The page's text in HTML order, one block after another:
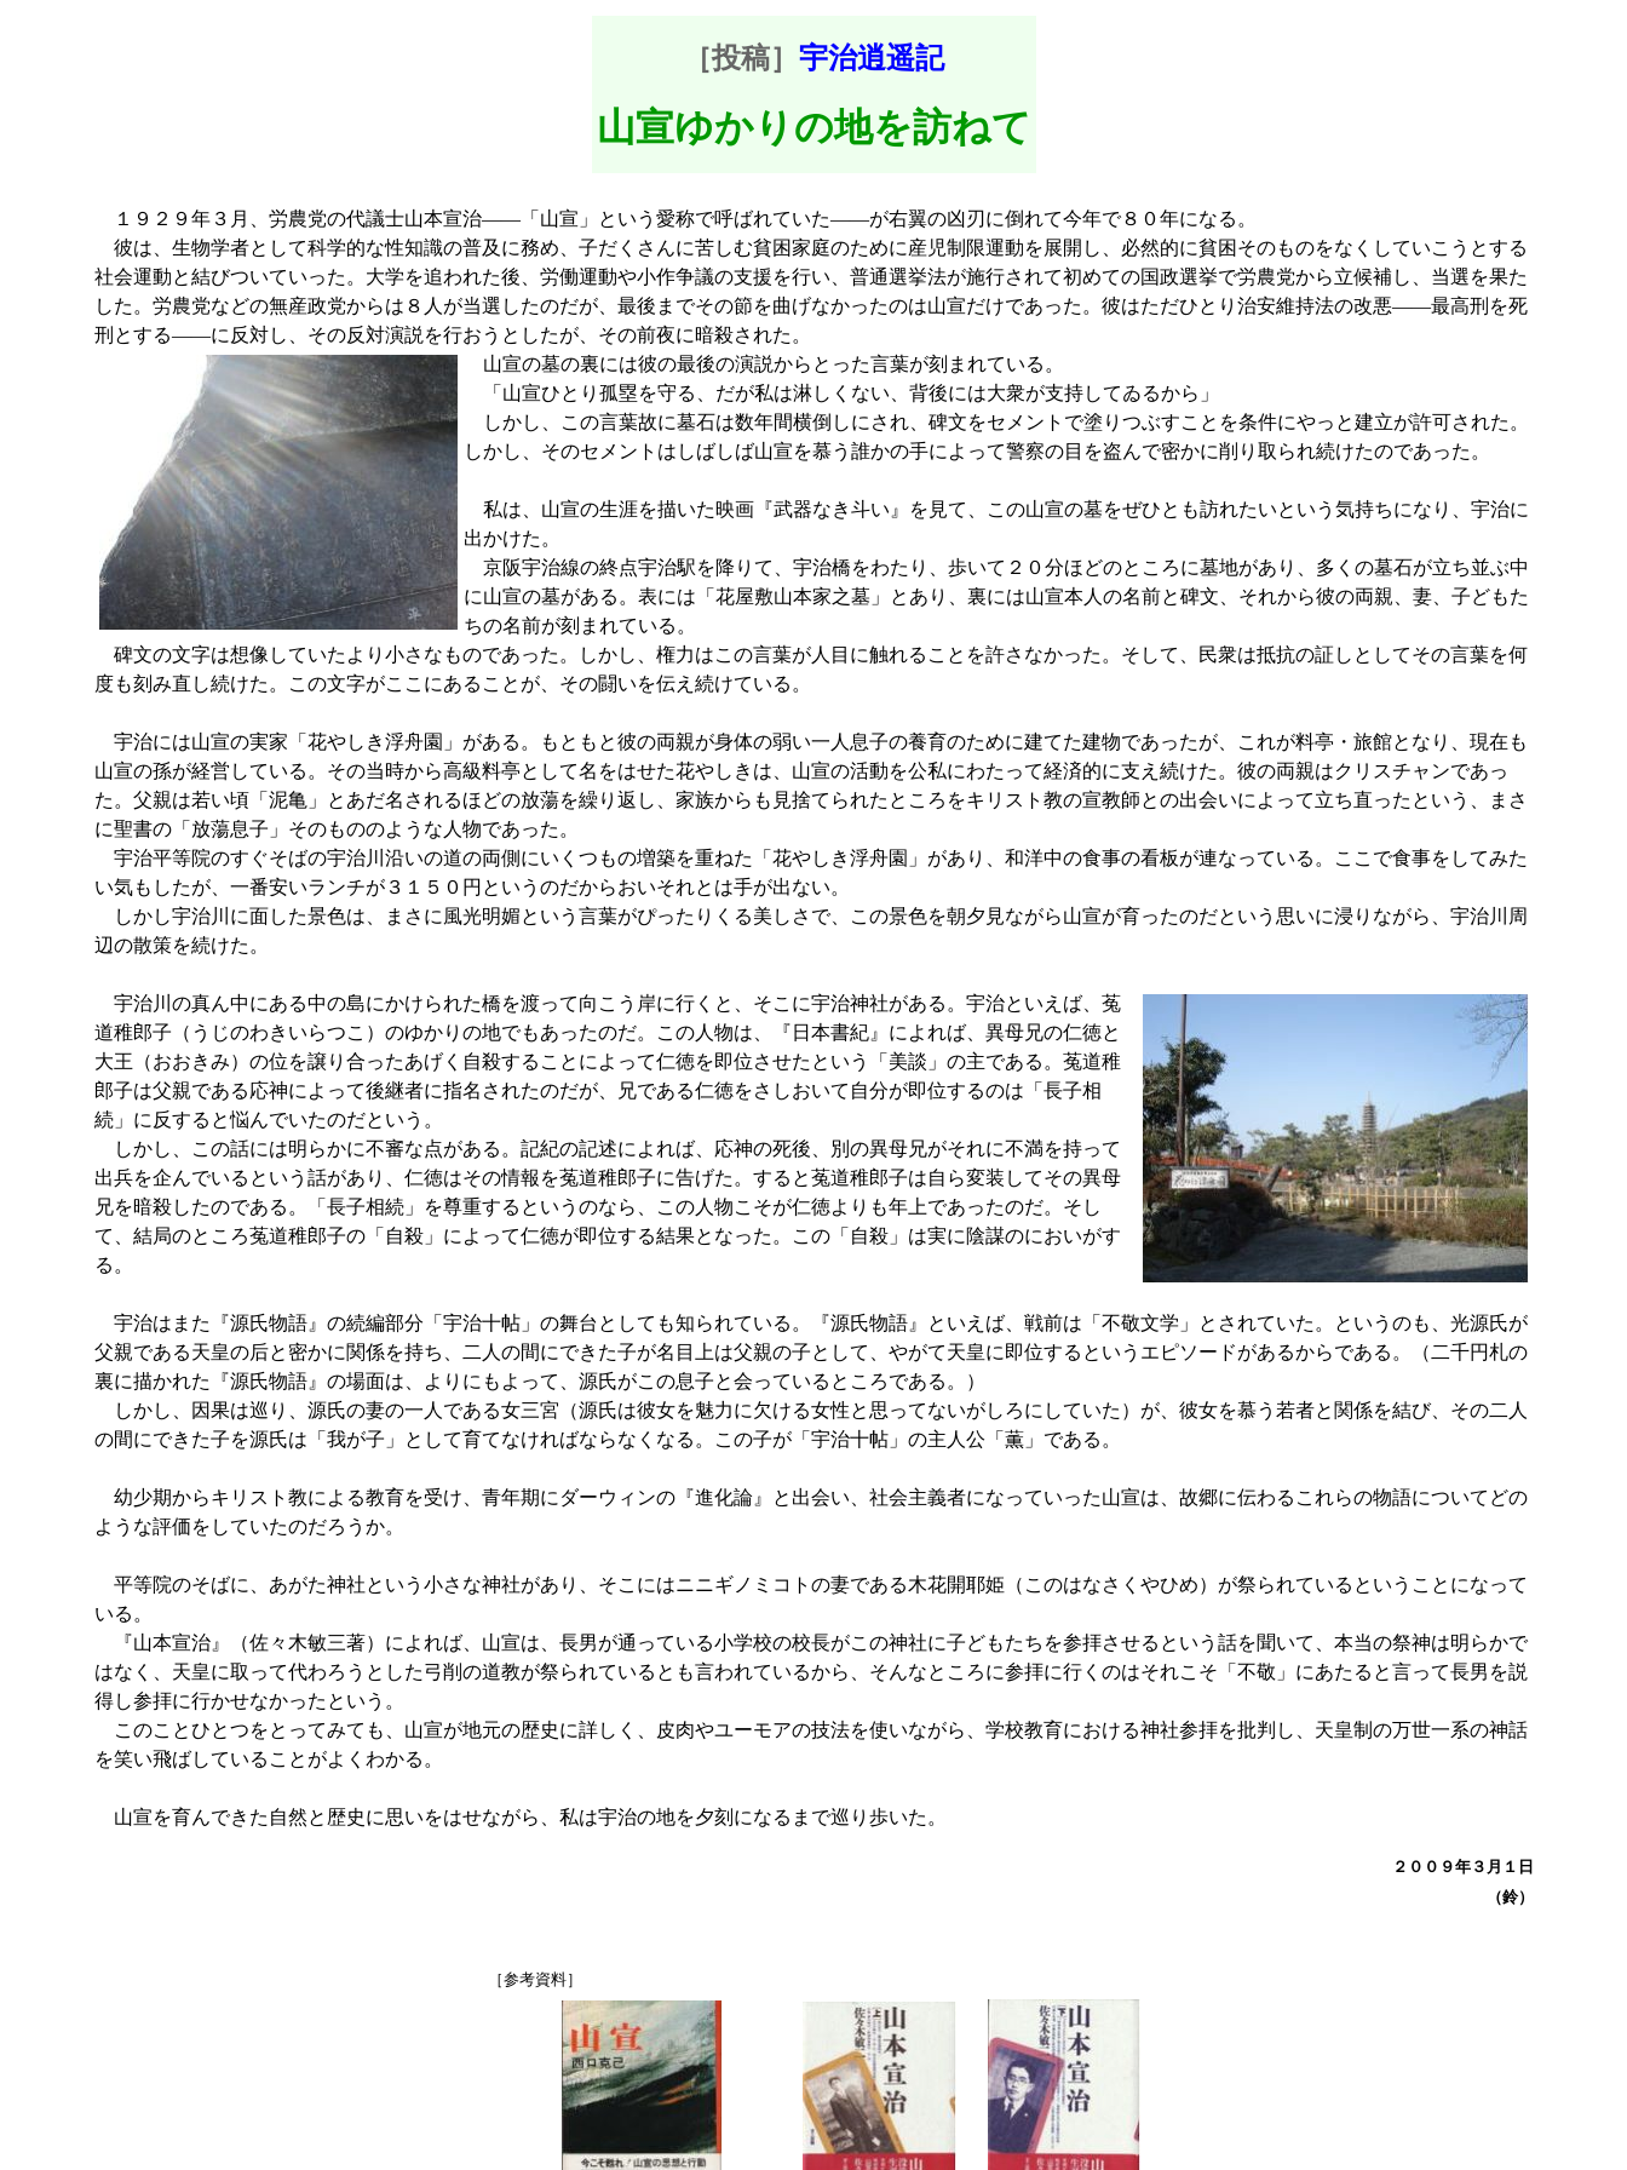
［投稿］ 宇治逍遥記
山宣ゆかりの地を訪ねて
１９２９年３月、労農党の代議士山本宣治――「山宣」という愛称で呼ばれていた――が右翼の凶刃に倒れて今年で８０年になる。
彼は、生物学者として科学的な性知識の普及に務め、子だくさんに苦しむ貧困家庭のために産児制限運動を展開し、必然的に貧困そのものをなくしていこうとする
社会運動と結びついていった。大学を追われた後、労働運動や小作争議の支援を行い、普通選挙法が施行されて初めての国政選挙で労農党から立候補し、当選を果た
した。労農党などの無産政党からは８人が当選したのだが、最後までその節を曲げなかったのは山宣だけであった。彼はただひとり治安維持法の改悪――最高刑を死
刑とする――に反対し、その反対演説を行おうとしたが、その前夜に暗殺された。
山宣の墓の裏には彼の最後の演説からとった言葉が刻まれている。
「山宣ひとり孤塁を守る、だが私は淋しくない、背後には大衆が支持してゐるから」
しかし、この言葉故に墓石は数年間横倒しにされ、碑文をセメントで塗りつぶすことを条件にやっと建立が許可された。
しかし、そのセメントはしばしば山宣を慕う誰かの手によって警察の目を盗んで密かに削り取られ続けたのであった。
私は、山宣の生涯を描いた映画『武器なき斗い』を見て、この山宣の墓をぜひとも訪れたいという気持ちになり、宇治に
出かけた。
京阪宇治線の終点宇治駅を降りて、宇治橋をわたり、歩いて２０分ほどのところに墓地があり、多くの墓石が立ち並ぶ中
に山宣の墓がある。表には「花屋敷山本家之墓」とあり、裏には山宣本人の名前と碑文、それから彼の両親、妻、子どもた
ちの名前が刻まれている。
碑文の文字は想像していたより小さなものであった。しかし、権力はこの言葉が人目に触れることを許さなかった。そして、民衆は抵抗の証しとしてその言葉を何
度も刻み直し続けた。この文字がここにあることが、その闘いを伝え続けている。
宇治には山宣の実家「花やしき浮舟園」がある。もともと彼の両親が身体の弱い一人息子の養育のために建てた建物であったが、これが料亭・旅館となり、現在も
山宣の孫が経営している。その当時から高級料亭として名をはせた花やしきは、山宣の活動を公私にわたって経済的に支え続けた。彼の両親はクリスチャンであっ
た。父親は若い頃「泥亀」とあだ名されるほどの放蕩を繰り返し、家族からも見捨てられたところをキリスト教の宣教師との出会いによって立ち直ったという、まさ
に聖書の「放蕩息子」そのもののような人物であった。
宇治平等院のすぐそばの宇治川沿いの道の両側にいくつもの増築を重ねた「花やしき浮舟園」があり、和洋中の食事の看板が連なっている。ここで食事をしてみた
い気もしたが、一番安いランチが３１５０円というのだからおいそれとは手が出ない。
しかし宇治川に面した景色は、まさに風光明媚という言葉がぴったりくる美しさで、この景色を朝夕見ながら山宣が育ったのだという思いに浸りながら、宇治川周
辺の散策を続けた。
宇治川の真ん中にある中の島にかけられた橋を渡って向こう岸に行くと、そこに宇治神社がある。宇治といえば、菟
道稚郎子（うじのわきいらつこ）のゆかりの地でもあったのだ。この人物は、『日本書紀』によれば、異母兄の仁徳と
大王（おおきみ）の位を譲り合ったあげく自殺することによって仁徳を即位させたという「美談」の主である。菟道稚
郎子は父親である応神によって後継者に指名されたのだが、兄である仁徳をさしおいて自分が即位するのは「長子相
続」に反すると悩んでいたのだという。
しかし、この話には明らかに不審な点がある。記紀の記述によれば、応神の死後、別の異母兄がそれに不満を持って
出兵を企んでいるという話があり、仁徳はその情報を菟道稚郎子に告げた。すると菟道稚郎子は自ら変装してその異母
兄を暗殺したのである。「長子相続」を尊重するというのなら、この人物こそが仁徳よりも年上であったのだ。そし
て、結局のところ菟道稚郎子の「自殺」によって仁徳が即位する結果となった。この「自殺」は実に陰謀のにおいがす
る。
宇治はまた『源氏物語』の続編部分「宇治十帖」の舞台としても知られている。『源氏物語』といえば、戦前は「不敬文学」とされていた。というのも、光源氏が
父親である天皇の后と密かに関係を持ち、二人の間にできた子が名目上は父親の子として、やがて天皇に即位するというエピソードがあるからである。（二千円札の
裏に描かれた『源氏物語』の場面は、よりにもよって、源氏がこの息子と会っているところである。）
しかし、因果は巡り、源氏の妻の一人である女三宮（源氏は彼女を魅力に欠ける女性と思ってないがしろにしていた）が、彼女を慕う若者と関係を結び、その二人
の間にできた子を源氏は「我が子」として育てなければならなくなる。この子が「宇治十帖」の主人公「薫」である。
幼少期からキリスト教による教育を受け、青年期にダーウィンの『進化論』と出会い、社会主義者になっていった山宣は、故郷に伝わるこれらの物語についてどの
ような評価をしていたのだろうか。
平等院のそばに、あがた神社という小さな神社があり、そこにはニニギノミコトの妻である木花開耶姫（このはなさくやひめ）が祭られているということになって
いる。
『山本宣治』（佐々木敏三著）によれば、山宣は、長男が通っている小学校の校長がこの神社に子どもたちを参拝させるという話を聞いて、本当の祭神は明らかで
はなく、天皇に取って代わろうとした弓削の道教が祭られているとも言われているから、そんなところに参拝に行くのはそれこそ「不敬」にあたると言って長男を説
得し参拝に行かせなかったという。
このことひとつをとってみても、山宣が地元の歴史に詳しく、皮肉やユーモアの技法を使いながら、学校教育における神社参拝を批判し、天皇制の万世一系の神話
を笑い飛ばしていることがよくわかる。
山宣を育んできた自然と歴史に思いをはせながら、私は宇治の地を夕刻になるまで巡り歩いた。
２００９年３月１日
（鈴）
［参考資料］